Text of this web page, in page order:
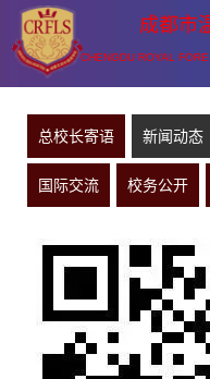
成都市
CHENGDU ROYAL
总校长寄语 新闻动态
国际交流 校务公开